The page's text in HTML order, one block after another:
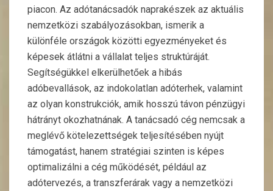
piacon. Az adótanácsadók naprakészek az aktuális
nemzetközi szabályozásokban, ismerik a
különféle országok közötti egyezményeket és
képesek átlátni a vállalat teljes struktúráját.
Segítségükkel elkerülhetőek a hibás
adóbevallások, az indokolatlan adóterhek, valamint
az olyan konstrukciók, amik hosszú távon pénzügyi
hátrányt okozhatnának. A tanácsadó cég nemcsak a
meglévő kötelezettségek teljesítésében nyújt
támogatást, hanem stratégiai szinten is képes
optimalizálni a cég működését, például az
adótervezés, a transzferárak vagy a nemzetközi